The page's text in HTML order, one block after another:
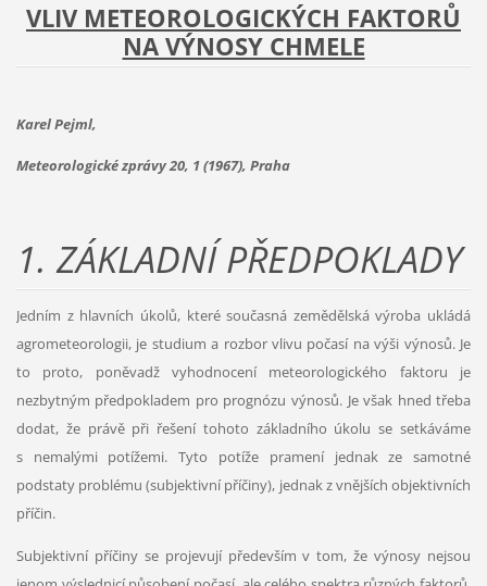
VLIV METEOROLOGICKÝCH FAKTORŮ
NA VÝNOSY CHMELE
Karel Pejml,
Meteorologické zprávy 20, 1 (1967), Praha
1.ZÁKLADNÍ PŘEDPOKLADY
Jedním z hlavních úkolů, které současná zemědělská výroba ukládá
agrometeorologii, je studium a rozbor vlivu počasí na výši výnosů. Je
to proto, poněvadž vyhodnocení meteorologického faktoru je
nezbytným předpokladem pro prognózu výnosů. Je však hned třeba
dodat, že právě při řešení tohoto základního úkolu se setkáváme
s nemalými potížemi. Tyto potíže pramení jednak ze samotné
podstaty problému (subjektivní příčiny), jednak z vnějších objektivních
příčin.
Subjektivní příčiny se projevují především v tom, že výnosy nejsou